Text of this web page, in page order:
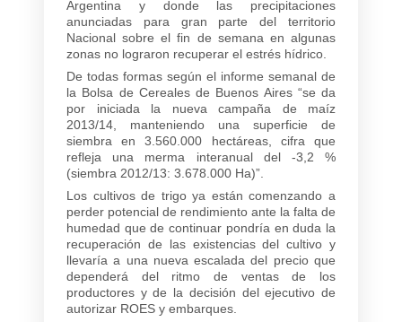
Argentina y donde las precipitaciones
anunciadas para gran parte del territorio
Nacional sobre el fin de semana en algunas
zonas no lograron recuperar el estrés hídrico.
De todas formas según el informe semanal de
la Bolsa de Cereales de Buenos Aires “se da
por iniciada la nueva campaña de maíz
2013/14, manteniendo una superficie de
siembra en 3.560.000 hectáreas, cifra que
refleja una merma interanual del -3,2 %
(siembra 2012/13: 3.678.000 Ha)”.
Los cultivos de trigo ya están comenzando a
perder potencial de rendimiento ante la falta de
humedad que de continuar pondría en duda la
recuperación de las existencias del cultivo y
llevaría a una nueva escalada del precio que
dependerá del ritmo de ventas de los
productores y de la decisión del ejecutivo de
autorizar ROES y embarques.